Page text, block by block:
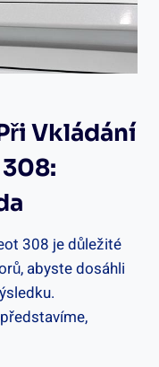
Vkládání
308 je důležité
abyste ‌dosáhli